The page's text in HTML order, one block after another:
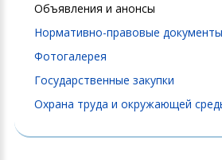
Объявления и анонсы
Нормативно-правовые
Фотогалерея
Государственные закупки
Охрана труда и окружающей